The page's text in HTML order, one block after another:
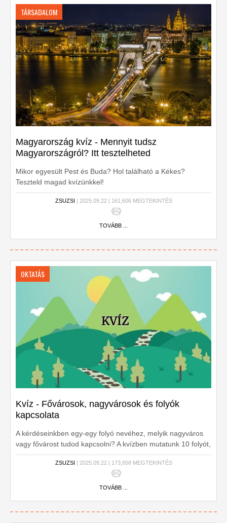
TÁRSADALOM
Magyarország kvíz - Mennyit tudsz
Magyarországról? Itt tesztelheted
Mikor egyesült Pest és Buda? Hol található a Kékes?
Teszteld magad kvízünkkel!
ZSUZSI | 2025.09.22 | 161,606 MEGTEKINTÉS
TOVÁBB ...
OKTATÁS
Kvíz - Fővárosok, nagyvárosok és folyók
kapcsolata
A kérdéseinkben egy-egy folyó nevéhez, melyik nagyváros
vagy fővárost tudod kapcsolni? A kvízben mutatunk 10 folyót,
neked csak annyi a dolgod, hogy kiválaszd melyik
nagyvároshoz kapcsolható. Illetve az egyik kérdésben azt
kell kiválasztani, hogy az adott folyó, melyik fővároson NEM
ZSUZSI | 2025.09.22 | 173,658 MEGTEKINTÉS
TOVÁBB ...